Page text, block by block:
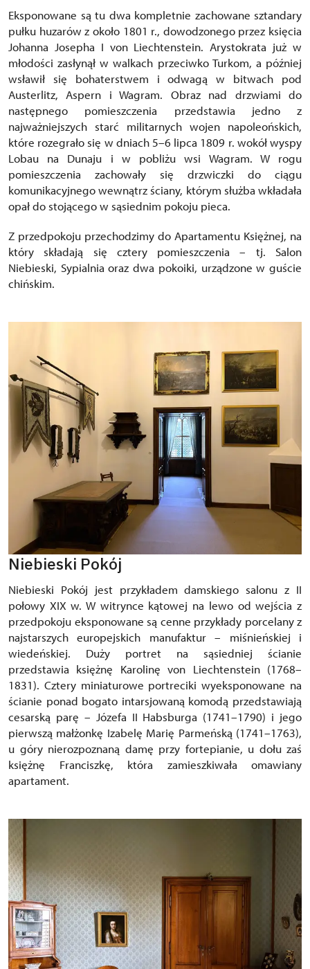
Eksponowane są tu dwa kompletnie zachowane sztandary
pułku huzarów z około 1801 r., dowodzonego przez księcia
Johanna Josepha I von Liechtenstein. Arystokrata już w
młodości zasłynął w walkach przeciwko Turkom, a później
wsławił się bohaterstwem i odwagą w bitwach pod
Austerlitz, Aspern i Wagram. Obraz nad drzwiami do
następnego pomieszczenia przedstawia jedno z
najważniejszych starć militarnych wojen napoleońskich,
które rozegrało się w dniach 5–6 lipca 1809 r. wokół wyspy
Lobau na Dunaju i w pobliżu wsi Wagram. W rogu
pomieszczenia zachowały się drzwiczki do ciągu
komunikacyjnego wewnątrz ściany, którym służba wkładała
opał do stojącego w sąsiednim pokoju pieca.
Z przedpokoju przechodzimy do Apartamentu Księżnej, na
który składają się cztery pomieszczenia – tj. Salon
Niebieski, Sypialnia oraz dwa pokoiki, urządzone w guście
chińskim.
Niebieski Pokój
Niebieski Pokój jest przykładem damskiego salonu z II
połowy XIX w. W witrynce kątowej na lewo od wejścia z
przedpokoju eksponowane są cenne przykłady porcelany z
najstarszych europejskich manufaktur – miśnieńskiej i
wiedeńskiej. Duży portret na sąsiedniej ścianie
przedstawia księżnę Karolinę von Liechtenstein (1768–
1831). Cztery miniaturowe portreciki wyeksponowane na
ścianie ponad bogato intarsjowaną komodą przedstawiają
cesarską parę – Józefa II Habsburga (1741–1790) i jego
pierwszą małżonkę Izabelę Marię Parmeńską (1741–1763),
u góry nierozpoznaną damę przy fortepianie, u dołu zaś
księżnę Franciszkę, która zamieszkiwała omawiany
apartament.